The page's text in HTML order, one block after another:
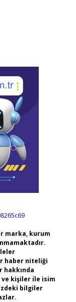
marka, kurum
haber niteliği
hakkında
ve kişiler ile isim
bilgiler